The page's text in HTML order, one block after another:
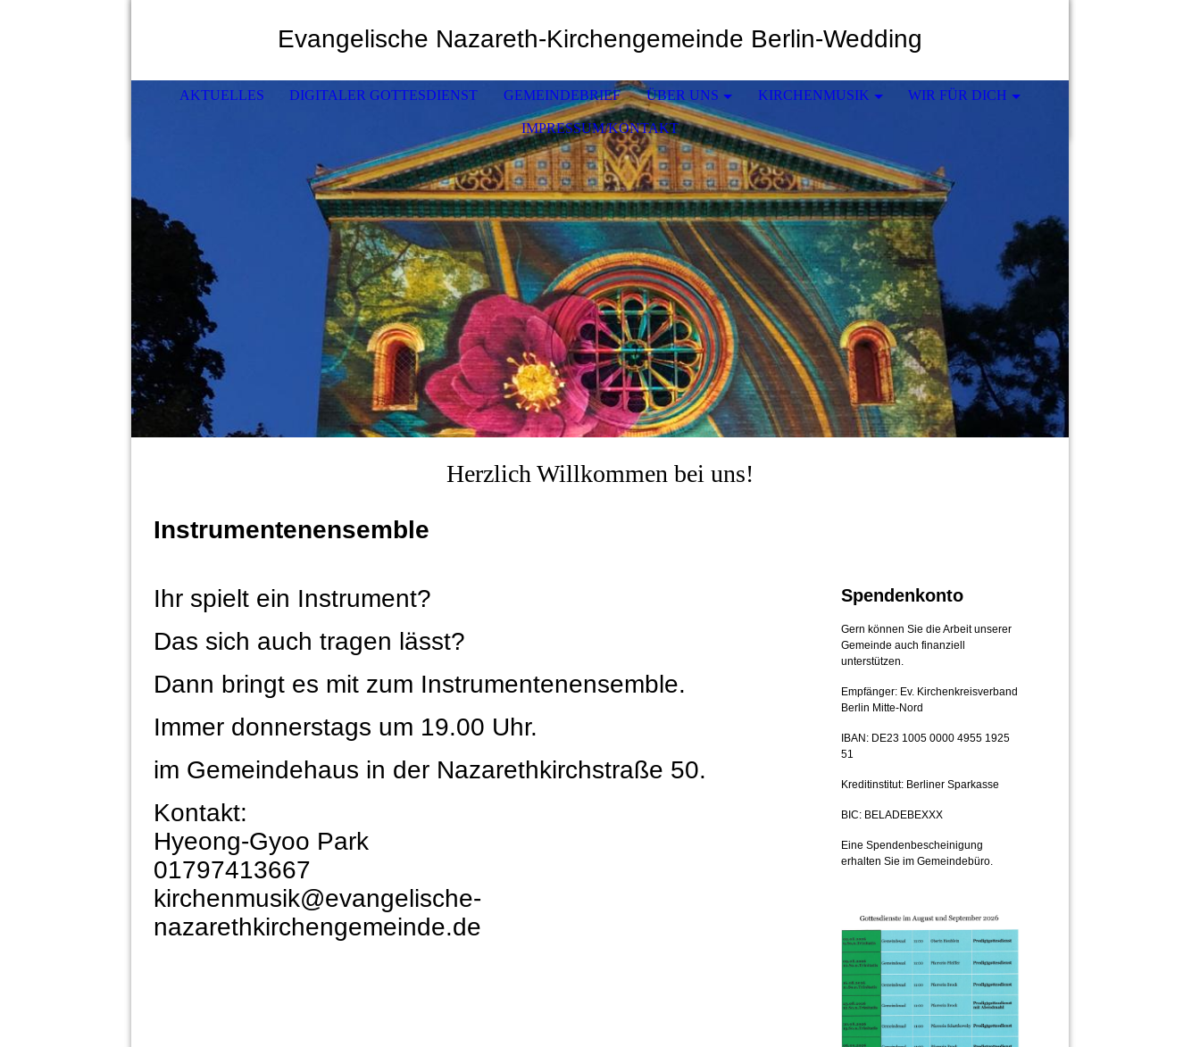
Evangelische Nazareth-Kirchengemeinde Berlin-Wedding
AKTUELLES DIGITALER GOTTESDIENST GEMEINDEBRIEF ÜBER UNS KIRCHENMUSIK WIR FÜR DICH
IMPRESSUM/KONTAKT
Herzlich Willkommen bei uns!
Instrumentenensemble
Ihr spielt ein Instrument?
Das sich auch tragen lässt?
Dann bringt es mit zum Instrumentenensemble.
Immer donnerstags um 19.00 Uhr.
im Gemeindehaus in der Nazarethkirchstraße 50.
Kontakt:
Hyeong-Gyoo Park
01797413667
kirchenmusik@evangelische-
nazarethkirchengemeinde.de
Spendenkonto
Gern können Sie die Arbeit unserer
Gemeinde auch finanziell
unterstützen.
Empfänger: Ev. Kirchenkreisverband
Berlin Mitte-Nord
IBAN: DE23 1005 0000 4955 1925
51
Kreditinstitut: Berliner Sparkasse
BIC: BELADEBEXXX
Eine Spendenbescheinigung
erhalten Sie im Gemeindebüro.